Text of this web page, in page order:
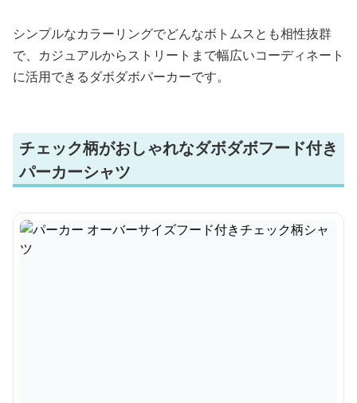
シンプルなカラーリングでどんなボトムスとも相性抜群
で、カジュアルからストリートまで幅広いコーディネート
に活用できるダボダボパーカーです。
チェック柄がおしゃれなダボダボフード付き
パーカーシャツ